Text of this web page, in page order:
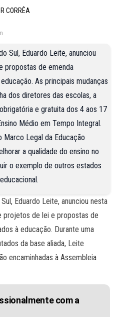
CORRÊA
Sul, Eduardo Leite, anunciou
propostas de emenda
As principais mudanças
dos diretores das escolas, a
e gratuita dos 4 aos 17
Médio em Tempo Integral.
Legal da Educação
a qualidade do ensino no
o exemplo de outros estados
Eduardo Leite, anunciou nesta
projetos de lei e propostas de
à educação. Durante uma
da base aliada, Leite
encaminhadas à Assembleia
com a